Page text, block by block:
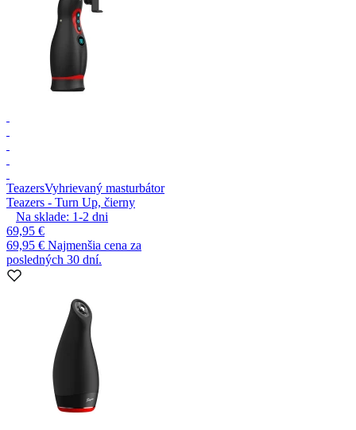
TeazersVyhrievaný masturbátor
Teazers - Turn Up, čierny
Na sklade: 1-2 dni
69,95 €
69,95 € Najmenšia cena za
posledných 30 dní.